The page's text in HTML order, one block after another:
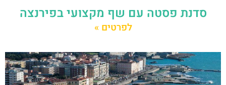
סדנת פסטה עם שף מקצועי בפירנצה
לפרטים »